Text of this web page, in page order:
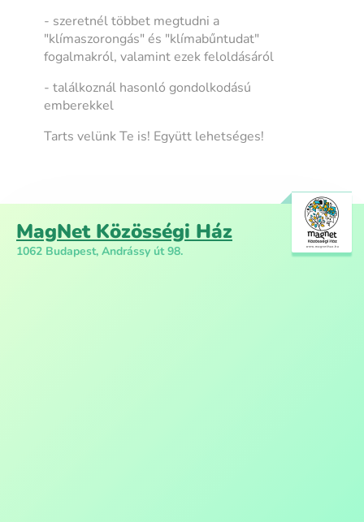
- szeretnél többet megtudni a
"klímaszorongás" és "klímabűntudat"
fogalmakról, valamint ezek feloldásáról
- találkoznál hasonló gondolkodású
emberekkel
Tarts velünk Te is! Együtt lehetséges!
MagNet Közösségi Ház
1062 Budapest, Andrássy út 98.